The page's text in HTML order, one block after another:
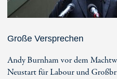
Große Versprechen
Andy Burnham vor dem
Neustart für Labour und